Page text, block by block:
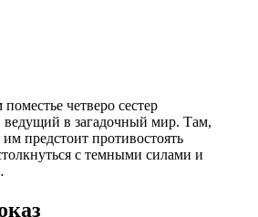
четверо сестер
в загадочный мир. Там,
предстоит противостоять
с темными силами и